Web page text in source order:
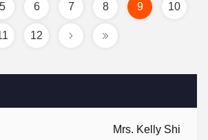
Mrs. Kelly Shi
5 6 7 8 9 10
12